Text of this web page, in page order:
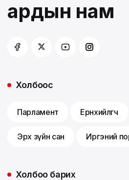
ардын нам
Холбоос
Парламент Ерөнхийлөгч
Эрх зүйн сан Иргэний
Холбоо барих